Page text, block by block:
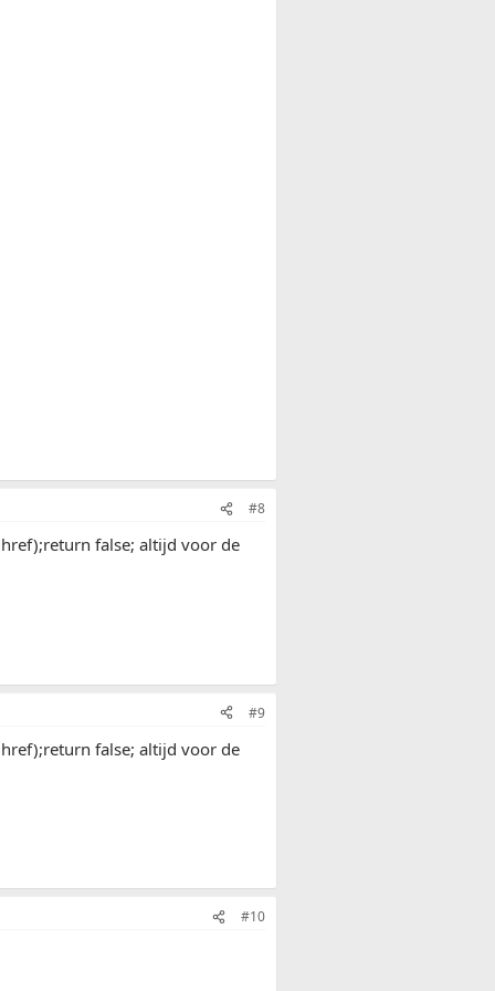
#8
false; altijd voor de
#9
false; altijd voor de
#10